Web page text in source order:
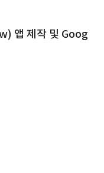
앱 제작 및 Goog